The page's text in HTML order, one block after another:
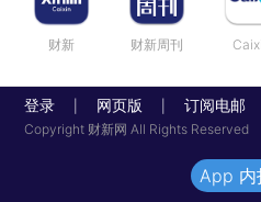
财新 财新周刊
登录 网页版 订阅电邮
Copyright 财新网 All Rights Reserved
App 内